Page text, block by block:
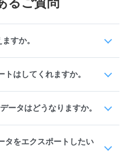
すか。
はしてくれますか。
ータはどうなりますか。
タをエクスポートしたい